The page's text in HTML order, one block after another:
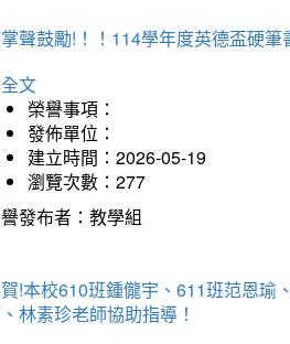
聲鼓勵!！！114學年度英德盃硬
文
榮譽事項：
發佈單位：
建立時間：2026-05-19
瀏覽次數：277
發布者：教學組
!本校610班鍾儱宇、611班范恩瑜
林素珍老師協助指導！